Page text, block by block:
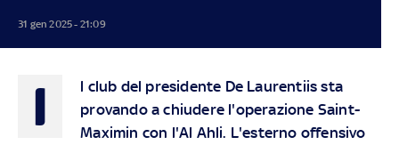
31 gen 2025 - 21:09
I
l club del presidente De Laurentiis sta
provando a chiudere l'operazione Saint-
Maximin con l'Al Ahli. L'esterno offensivo